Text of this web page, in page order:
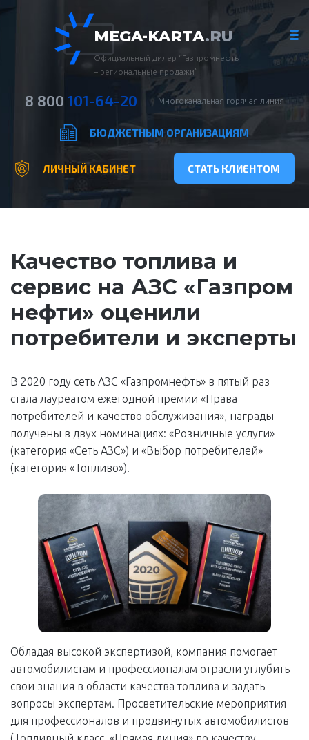
MEGA-KARTA.RU
Официальный дилер “Газпромнефть
– региональные продажи”
8 800 101-64-20 Многоканальная горячая линия
БЮДЖЕТНЫМ ОРГАНИЗАЦИЯМ
ЛИЧНЫЙ КАБИНЕТ СТАТЬ КЛИЕНТОМ
Качество топлива и
сервис на АЗС «Газпром
нефти» оценили
потребители и эксперты
В 2020 году сеть АЗС «Газпромнефть» в пятый раз
стала лауреатом ежегодной премии «Права
потребителей и качество обслуживания», награды
получены в двух номинациях: «Розничные услуги»
(категория «Сеть АЗС») и «Выбор потребителей»
(категория «Топливо»).
Обладая высокой экспертизой, компания помогает
автомобилистам и профессионалам отрасли углубить
свои знания в области качества топлива и задать
вопросы экспертам. Просветительские мероприятия
для профессионалов и продвинутых автомобилистов